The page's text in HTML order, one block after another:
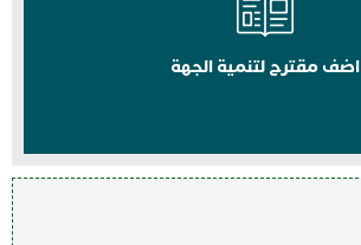
اضف مقترح لتنمية الجهة